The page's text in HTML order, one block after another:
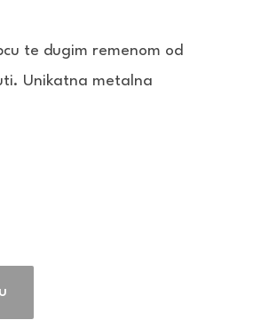
te dugim remenom od
Unikatna metalna